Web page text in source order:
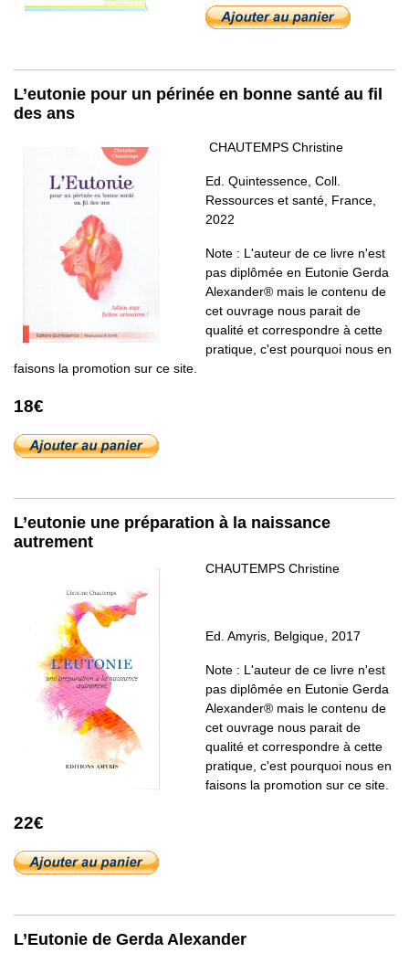
L’eutonie pour un périnée en bonne santé au fil
des ans
CHAUTEMPS Christine
Ed. Quintessence, Coll.
Ressources et santé, France,
2022
Note : L'auteur de ce livre n'est
pas diplômée en Eutonie Gerda
Alexander® mais le contenu de
cet ouvrage nous parait de
qualité et correspondre à cette
pratique, c'est pourquoi nous en
faisons la promotion sur ce site.
18€
L’eutonie une préparation à la naissance
autrement
CHAUTEMPS Christine
Ed. Amyris, Belgique, 2017
Note : L'auteur de ce livre n'est
pas diplômée en Eutonie Gerda
Alexander® mais le contenu de
cet ouvrage nous parait de
qualité et correspondre à cette
pratique, c'est pourquoi nous en
faisons la promotion sur ce site.
22€
L’Eutonie de Gerda Alexander